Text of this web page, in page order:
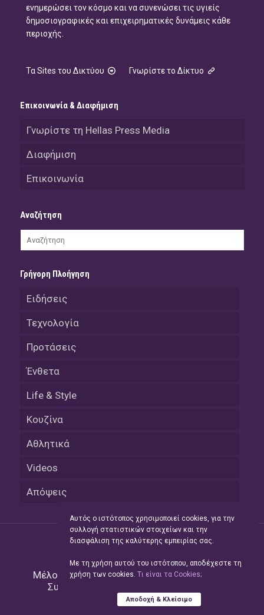
ενημερώσει τον κόσμο και να συνενώσει τις υγιείς
δημοσιογραφικές και επιχειρηματικές δυνάμεις κάθε
περιοχής.
Τα Sites του Δικτύου Γνωρίστε το Δίκτυο
Επικοινωνία & Διαφήμιση
Γνωρίστε τη Hellas Press Media
Διαφήμιση
Επικοινωνία
Αναζήτηση
Γρήγορη Πλοήγηση
Ειδήσεις
Τεχνολογία
Προτάσεις
Ένθετα
Life & Style
Κουζίνα
Αθλητικά
Videos
Απόψεις
Μέλος του Δικτύου τηςHellas Press Media
Συντήρηση και Ανάπτυξη
Αυτός ο ιστότοπος χρησιμοποιεί cookies, για την
συλλογή στατιστικών στοιχείων και την
διασφάλιση της καλύτερης εμπειρίας σας.
Με τη χρήση αυτού του ιστότοπου, αποδέχεστε τη
χρήση των cookies. Tι είναι τα Cookies;
Αποδοχή & Κλείσιμο